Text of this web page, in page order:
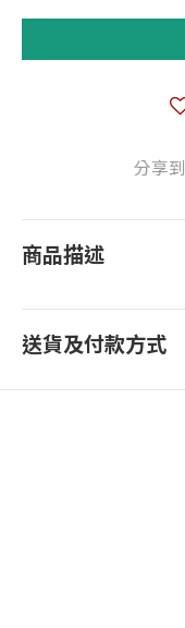
分享到
商品描述
送貨及付款方式